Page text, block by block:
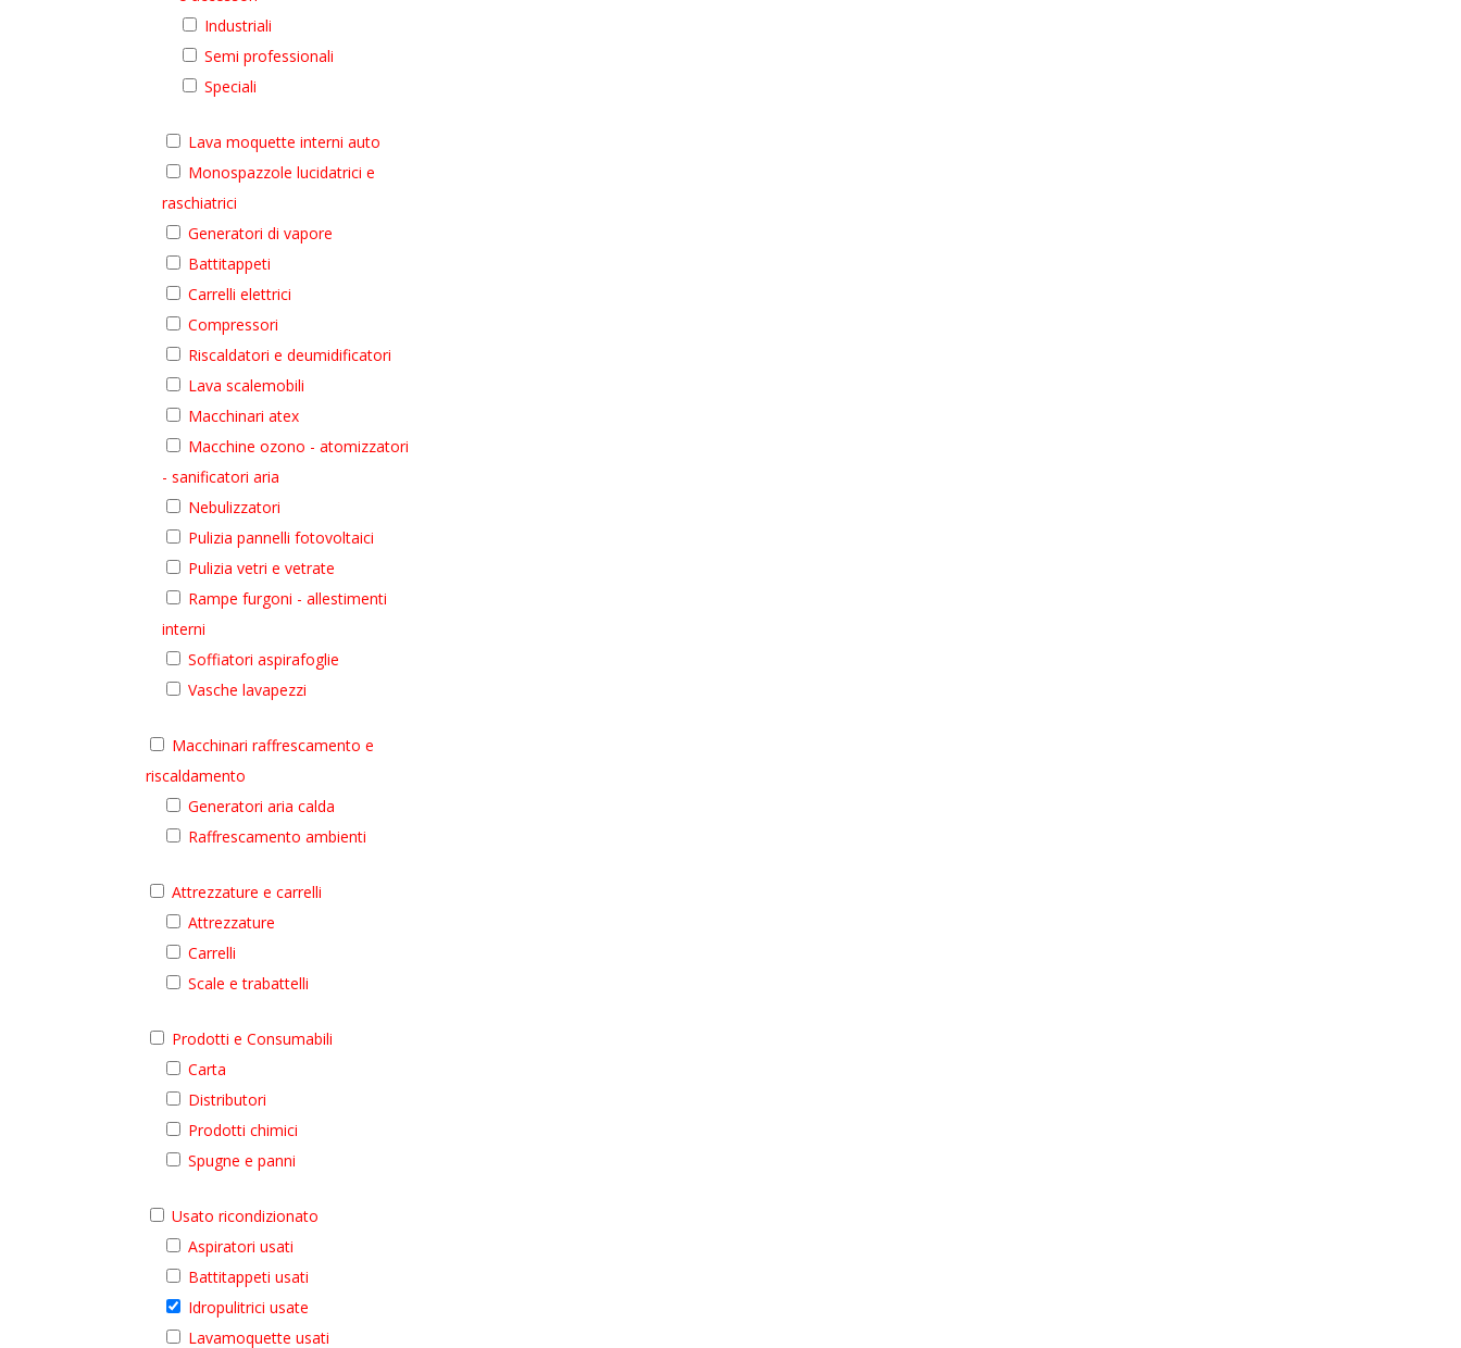
Industriali
Semi professionali
Speciali
Lava moquette interni auto
Monospazzole lucidatrici e
raschiatrici
Generatori di vapore
Battitappeti
Carrelli elettrici
Compressori
Riscaldatori e deumidificatori
Lava scalemobili
Macchinari atex
Macchine ozono - atomizzatori
- sanificatori aria
Nebulizzatori
Pulizia pannelli fotovoltaici
Pulizia vetri e vetrate
Rampe furgoni - allestimenti
interni
Soffiatori aspirafoglie
Vasche lavapezzi
Macchinari raffrescamento e
riscaldamento
Generatori aria calda
Raffrescamento ambienti
Attrezzature e carrelli
Attrezzature
Carrelli
Scale e trabattelli
Prodotti e Consumabili
Carta
Distributori
Prodotti chimici
Spugne e panni
Usato ricondizionato
Aspiratori usati
Battitappeti usati
Idropulitrici usate
Lavamoquette usati